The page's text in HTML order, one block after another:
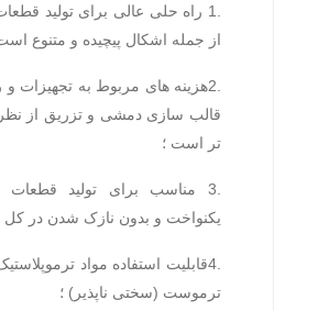
.1 راه حلی عالی برای تولید قطعات
از جمله اشکال پیچیده و متنوع است
.2هزینه های مربوط به تجهیزات و
قالب سازی دمشی و تزریق از نظر
تر است ؛
.3 مناسب برای تولید قطعات
یکنواخت و بدون نازک شدن در کل
.4قابلیت استفاده مواد
ترموست (سختی ناپذیر) ؛